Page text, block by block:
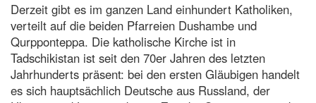
Derzeit gibt es im ganzen Land einhundert Katholiken,
verteilt auf die beiden Pfarreien Dushambe und
Qurpponteppa. Die katholische Kirche ist in
Tadschikistan ist seit den 70er Jahren des letzten
Jahrhunderts präsent: bei den ersten Gläubigen handelt
es sich hauptsächlich Deutsche aus Russland, der